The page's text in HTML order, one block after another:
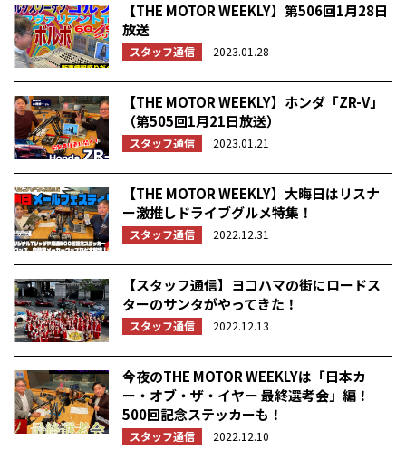
【THE MOTOR WEEKLY】第506回1月28日
放送
スタッフ通信 2023.01.28
【THE MOTOR WEEKLY】ホンダ「ZR-V」
（第505回1月21日放送）
スタッフ通信 2023.01.21
【THE MOTOR WEEKLY】大晦日はリスナ
ー激推しドライブグルメ特集！
スタッフ通信 2022.12.31
【スタッフ通信】ヨコハマの街にロードス
ターのサンタがやってきた！
スタッフ通信 2022.12.13
今夜のTHE MOTOR WEEKLYは「日本カ
ー・オブ・ザ・イヤー 最終選考会」編！
500回記念ステッカーも！
スタッフ通信 2022.12.10